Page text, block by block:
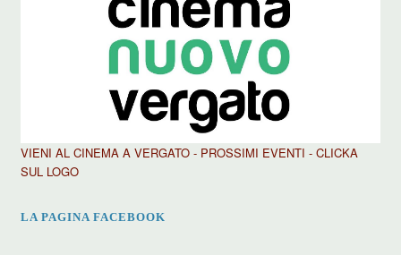
VIENI AL CINEMA A VERGATO - PROSSIMI EVENTI - CLICKA
SUL LOGO
LA PAGINA FACEBOOK